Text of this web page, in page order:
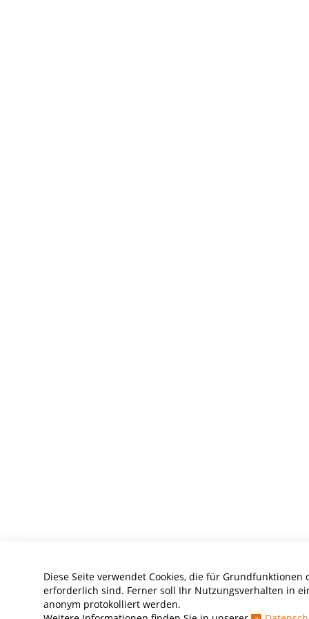
Diese Seite verwendet Cookies, die für Grundfunktionen
erforderlich sind. Ferner soll Ihr Nutzungsverhalten in
anonym protokolliert werden.